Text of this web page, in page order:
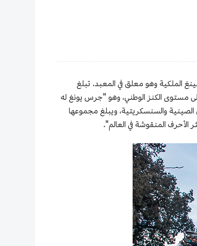
الملكية وهو معلق في المعبد. تبلغ
الذي يرقي إلى مستوى الكنز الوطني، وهو "جرس يونغ له
بوذية مكتوبة باللغتين الصينية والسنسكريتية، ويبلغ مجموعها